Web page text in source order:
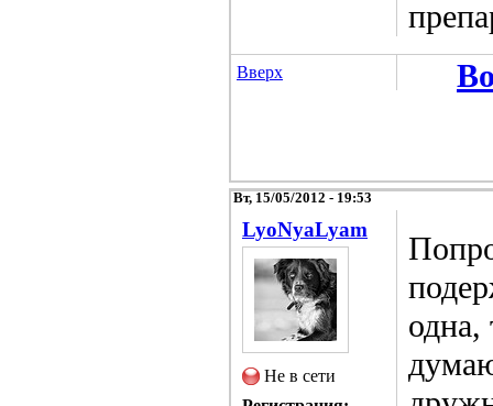
Вверх
Вт, 15/05/2012 - 19:53
LyoNyaLyam
Не в сети
одна,